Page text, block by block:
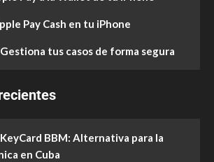
Pay Cash en tu iPhone
tus casos de forma segura
KeyCard BBM: Alternativa para la
en Cuba